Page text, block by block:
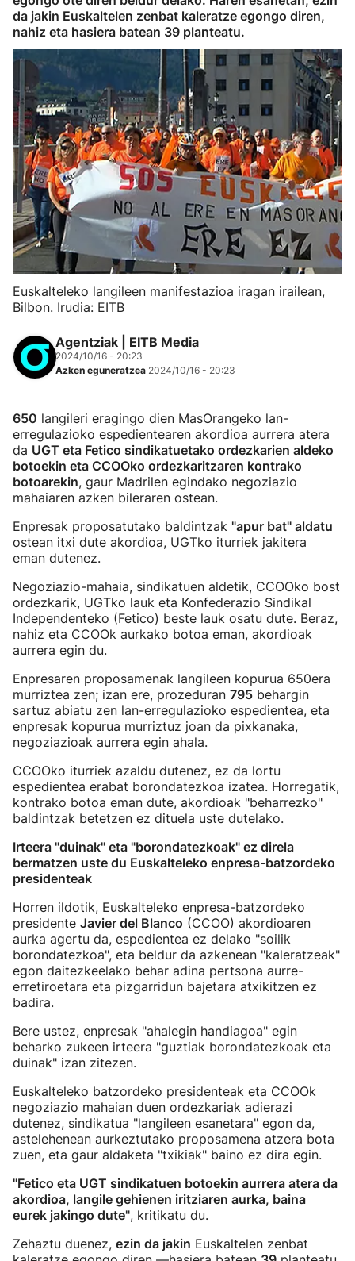
da jakin Euskaltelen zenbat kaleratze egongo diren,
nahiz eta hasiera batean 39 planteatu.
Euskalteleko langileen manifestazioa iragan irailean,
Bilbon. Irudia: EITB
Agentziak | EITB Media
2024/10/16 - 20:23
Azken eguneratzea 2024/10/16 - 20:23
650 langileri eragingo dien MasOrangeko lan-
erregulazioko espedientearen akordioa aurrera atera
da UGT eta Fetico sindikatuetako ordezkarien aldeko
botoekin eta CCOOko ordezkaritzaren kontrako
botoarekin, gaur Madrilen egindako negoziazio
mahaiaren azken bileraren ostean.
Enpresak proposatutako baldintzak "apur bat" aldatu
ostean itxi dute akordioa, UGTko iturriek jakitera
eman dutenez.
Negoziazio-mahaia, sindikatuen aldetik, CCOOko bost
ordezkarik, UGTko lauk eta Konfederazio Sindikal
Independenteko (Fetico) beste lauk osatu dute. Beraz,
nahiz eta CCOOk aurkako botoa eman, akordioak
aurrera egin du.
Enpresaren proposamenak langileen kopurua 650era
murriztea zen; izan ere, prozeduran 795 behargin
sartuz abiatu zen lan-erregulazioko espedientea, eta
enpresak kopurua murriztuz joan da pixkanaka,
negoziazioak aurrera egin ahala.
CCOOko iturriek azaldu dutenez, ez da lortu
espedientea erabat borondatezkoa izatea. Horregatik,
kontrako botoa eman dute, akordioak "beharrezko"
baldintzak betetzen ez dituela uste dutelako.
Irteera "duinak" eta "borondatezkoak" ez direla
bermatzen uste du Euskalteleko enpresa-batzordeko
presidenteak
Horren ildotik, Euskalteleko enpresa-batzordeko
presidente Javier del Blanco (CCOO) akordioaren
aurka agertu da, espedientea ez delako "soilik
borondatezkoa", eta beldur da azkenean "kaleratzeak"
egon daitezkeelako behar adina pertsona aurre-
erretiroetara eta pizgarridun bajetara atxikitzen ez
badira.
Bere ustez, enpresak "ahalegin handiagoa" egin
beharko zukeen irteera "guztiak borondatezkoak eta
duinak" izan zitezen.
Euskalteleko batzordeko presidenteak eta CCOOk
negoziazio mahaian duen ordezkariak adierazi
dutenez, sindikatua "langileen esanetara" egon da,
astelehenean aurkeztutako proposamena atzera bota
zuen, eta gaur aldaketa "txikiak" baino ez dira egin.
"Fetico eta UGT sindikatuen botoekin aurrera atera da
akordioa, langile gehienen iritziaren aurka, baina
eurek jakingo dute", kritikatu du.
Zehaztu duenez, ezin da jakin Euskaltelen zenbat